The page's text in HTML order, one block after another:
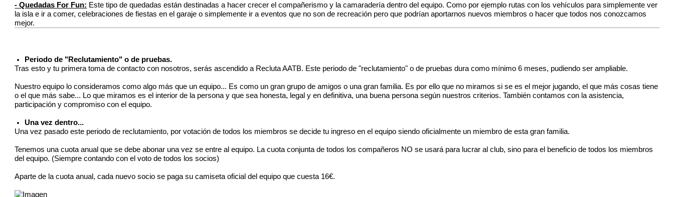
- Quedadas For Fun: Este tipo de quedadas están destinadas a hacer crecer el compañerismo y la camaradería dentro del equipo. Como por ejemplo rutas con los vehículos para simplemente ver
la isla e ir a comer, celebraciones de fiestas en el garaje o simplemente ir a eventos que no son de recreación pero que podrían aportarnos nuevos miembros o hacer que todos nos conozcamos
mejor.
Periodo de "Reclutamiento" o de pruebas.
Tras esto y tu primera toma de contacto con nosotros, serás ascendido a Recluta AATB. Este periodo de "reclutamiento" o de pruebas dura como mínimo 6 meses, pudiendo ser ampliable.
Nuestro equipo lo consideramos como algo más que un equipo... Es como un gran grupo de amigos o una gran familia. Es por ello que no miramos si se es el mejor jugando, el que más cosas tiene
o el que más sabe... Lo que miramos es el interior de la persona y que sea honesta, legal y en definitiva, una buena persona según nuestros criterios. También contamos con la asistencia,
participación y compromiso con el equipo.
Una vez dentro...
Una vez pasado este periodo de reclutamiento, por votación de todos los miembros se decide tu ingreso en el equipo siendo oficialmente un miembro de esta gran familia.
Tenemos una cuota anual que se debe abonar una vez se entre al equipo. La cuota conjunta de todos los compañeros NO se usará para lucrar al club, sino para el beneficio de todos los miembros
del equipo. (Siempre contando con el voto de todos los socios)
Aparte de la cuota anual, cada nuevo socio se paga su camiseta oficial del equipo que cuesta 16€.